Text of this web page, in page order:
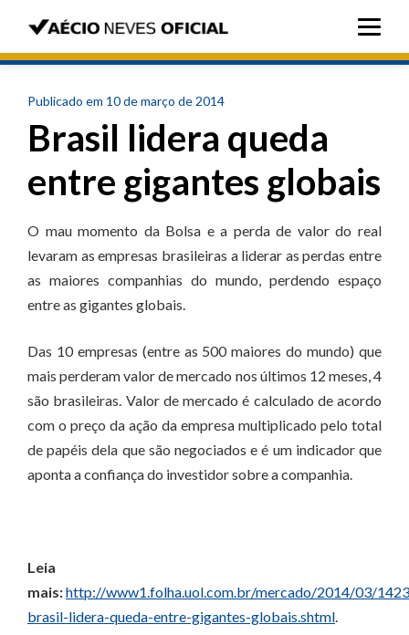
Publicado em 10 de março de 2014
Brasil lidera queda
entre gigantes globais
O mau momento da Bolsa e a perda de valor do real
levaram as empresas brasileiras a liderar as perdas entre
as maiores companhias do mundo, perdendo espaço
entre as gigantes globais.
Das 10 empresas (entre as 500 maiores do mundo) que
mais perderam valor de mercado nos últimos 12 meses, 4
são brasileiras. Valor de mercado é calculado de acordo
com o preço da ação da empresa multiplicado pelo total
de papéis dela que são negociados e é um indicador que
aponta a confiança do investidor sobre a companhia.
Leia
mais:http://www1.folha.uol.com.br/mercado/2014/03/
brasil-lidera-queda-entre-gigantes-globais.shtml.